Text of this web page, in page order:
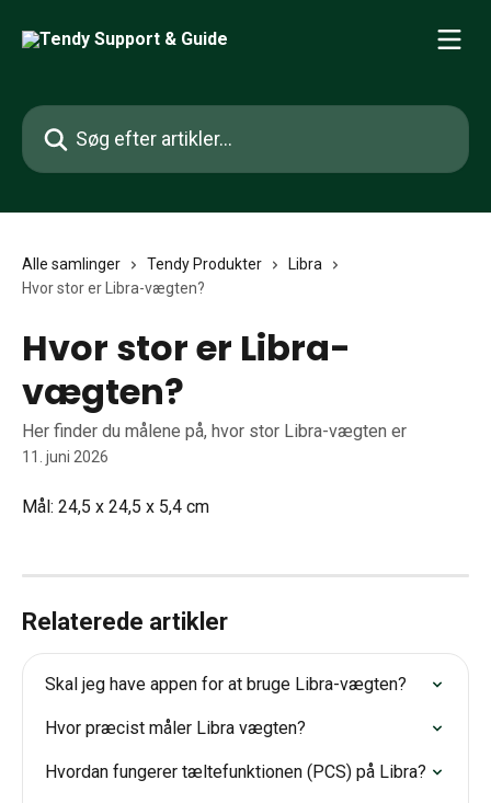
Søg efter artikler...
Alle samlinger Tendy Produkter
Libra
Hvor stor er Libra-vægten?
Hvor stor er Libra-
vægten?
Her finder du målene på, hvor stor Libra-vægten er
11. juni 2026
Mål: 24,5 x 24,5 x 5,4 cm
Relaterede artikler
Skal jeg have appen for at bruge Libra-vægten?
Hvor præcist måler Libra vægten?
Hvordan fungerer tæltefunktionen (PCS) på Libra?